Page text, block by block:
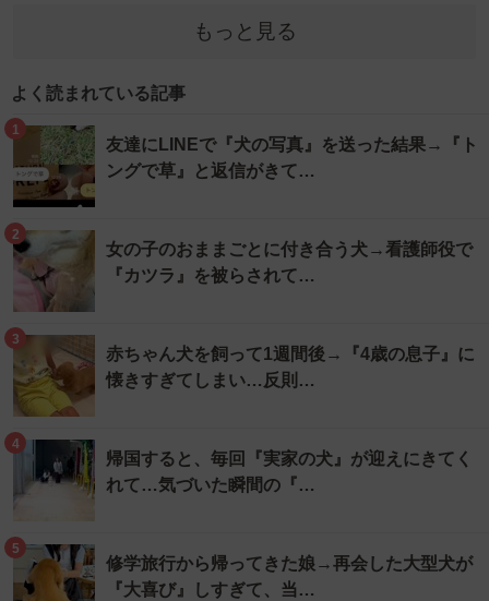
もっと見る
よく読まれている記事
1
友達にLINEで『犬の写真』を送った結果→『ト
ングで草』と返信がきて…
2
女の子のおままごとに付き合う犬→看護師役で
『カツラ』を被らされて…
3
赤ちゃん犬を飼って1週間後→『4歳の息子』に
懐きすぎてしまい…反則…
4
帰国すると、毎回『実家の犬』が迎えにきてく
れて…気づいた瞬間の『…
5
修学旅行から帰ってきた娘→再会した大型犬が
『大喜び』しすぎて、当…